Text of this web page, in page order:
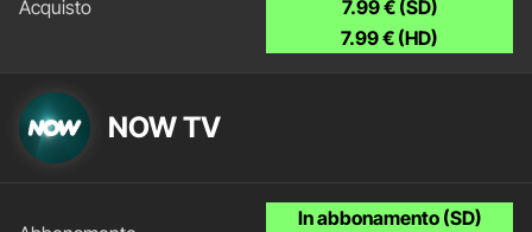
7.99 € (SD)
7.99 € (HD)
NOW TV
In abbonamento (SD)